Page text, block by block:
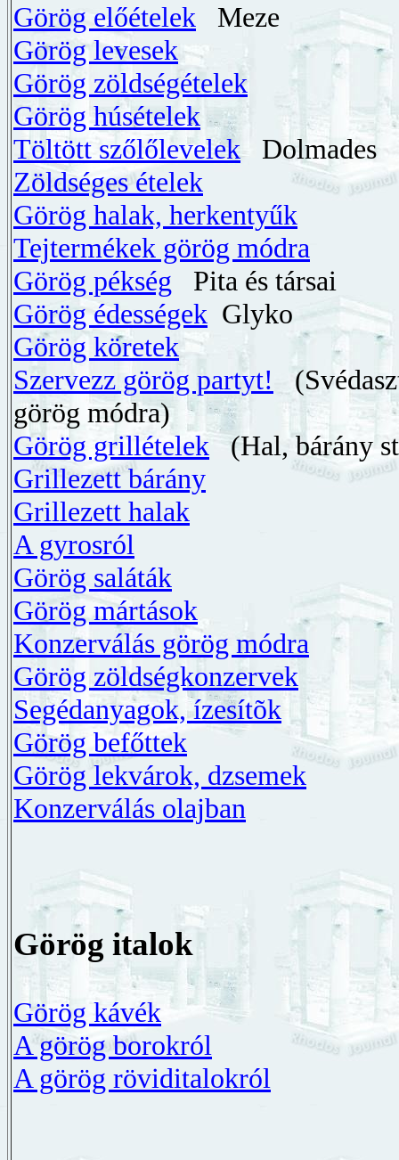
Görög előételek Meze
Görög levesek
Görög zöldségételek
Görög húsételek
Töltött szőlőlevelekDolmades
Zöldséges ételek
Görög halak, herkentyűk
Tejtermékek görög módra
Görög pékség Pita és társai
Görög édességek Glyko
Görög köretek
Szervezz görög partyt!
görög módra)
Görög grillételek(Hal, bárány
Grillezett bárány
Grillezett halak
A gyrosról
Görög saláták
Görög mártások
Konzerválás görög módra
Görög zöldségkonzervek
Segédanyagok, ízesítõk
Görög befőttek
Görög lekvárok, dzsemek
Konzerválás olajban
Görög italok
Görög kávék
A görög borokról
A görög röviditalokról